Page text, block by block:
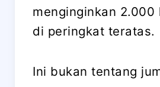
menginginkan
di peringkat teratas.
Ini bukan tentang